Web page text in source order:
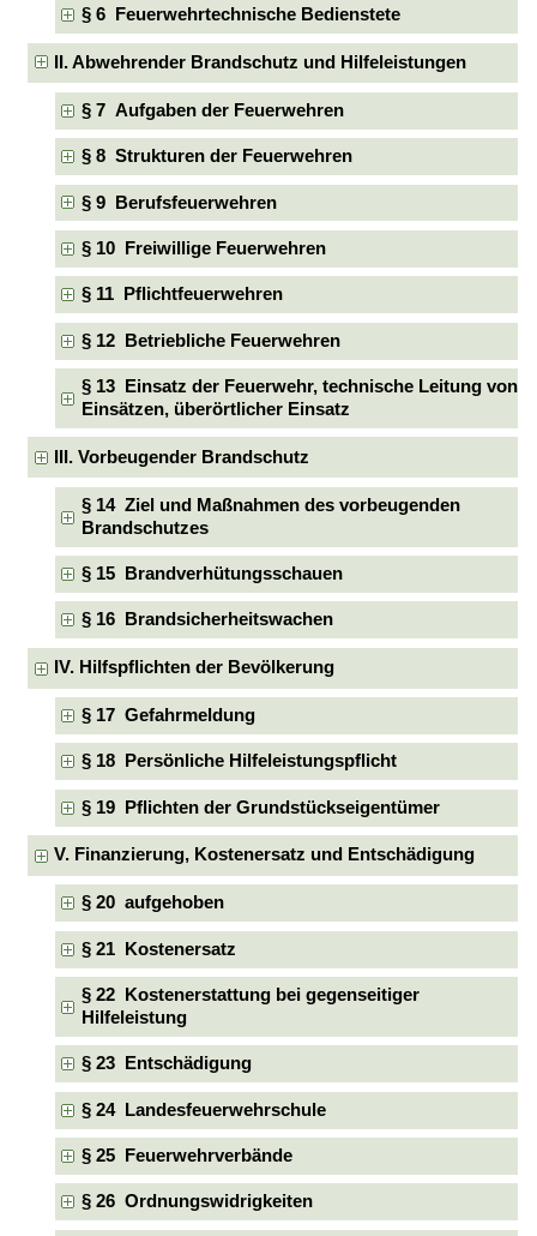
§ 6 Feuerwehrtechnische Bedienstete
II. Abwehrender Brandschutz und Hilfeleistungen
§ 7 Aufgaben der Feuerwehren
§ 8 Strukturen der Feuerwehren
§ 9 Berufsfeuerwehren
§ 10 Freiwillige Feuerwehren
§ 11 Pflichtfeuerwehren
§ 12 Betriebliche Feuerwehren
§ 13 Einsatz der Feuerwehr, technische Leitung von
Einsätzen, überörtlicher Einsatz
III. Vorbeugender Brandschutz
§ 14 Ziel und Maßnahmen des vorbeugenden
Brandschutzes
§ 15 Brandverhütungsschauen
§ 16 Brandsicherheitswachen
IV. Hilfspflichten der Bevölkerung
§ 17 Gefahrmeldung
§ 18 Persönliche Hilfeleistungspflicht
§ 19 Pflichten der Grundstückseigentümer
V. Finanzierung, Kostenersatz und Entschädigung
§ 20 aufgehoben
§ 21 Kostenersatz
§ 22 Kostenerstattung bei gegenseitiger
Hilfeleistung
§ 23 Entschädigung
§ 24 Landesfeuerwehrschule
§ 25 Feuerwehrverbände
§ 26 Ordnungswidrigkeiten